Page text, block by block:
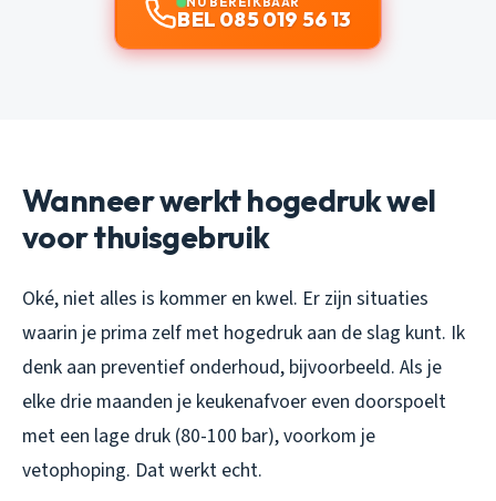
BEL 085 019 56 13
Wanneer werkt hogedruk wel
voor thuisgebruik
Oké, niet alles is kommer en kwel. Er zijn situaties
waarin je prima zelf met hogedruk aan de slag kunt. Ik
denk aan preventief onderhoud, bijvoorbeeld. Als je
elke drie maanden je keukenafvoer even doorspoelt
met een lage druk (80-100 bar), voorkom je
vetophoping. Dat werkt echt.